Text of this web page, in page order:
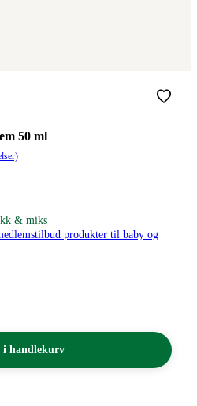
50 ml
& miks
produkter til baby og
i handlekurv